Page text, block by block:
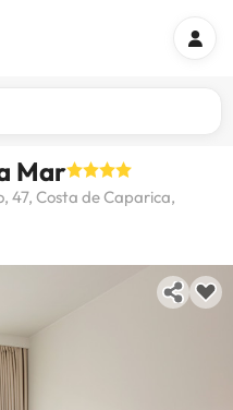
Mar
47, Costa de Caparica,